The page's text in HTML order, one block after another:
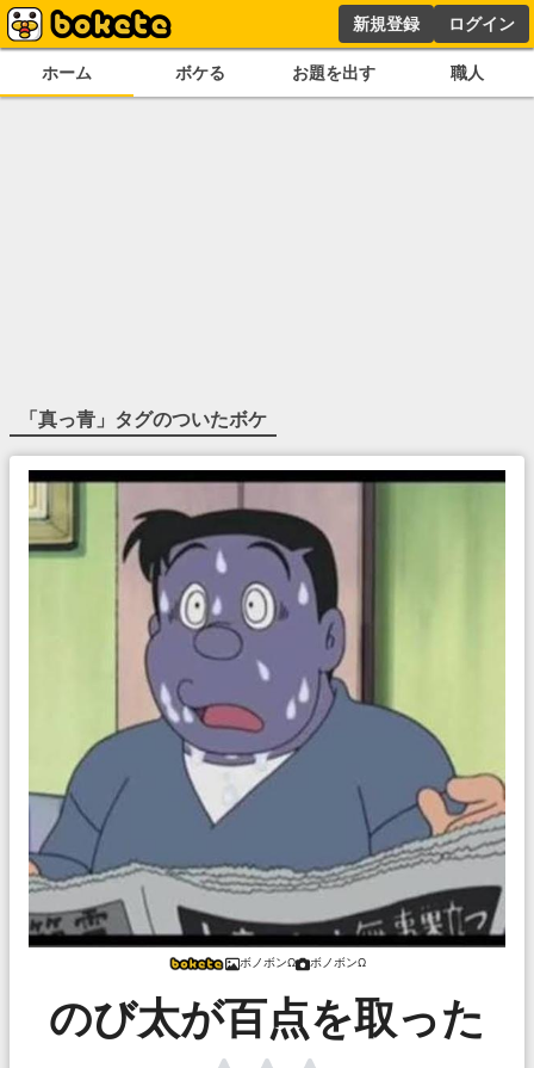
新規登録 ログイン
ホーム ボケる お題を出す 職人
「真っ青 」タグのついたボケ
ボノボンΩ ボノボンΩ
のび太が百点を取った